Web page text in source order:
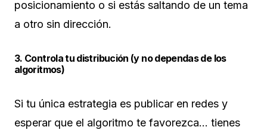
posicionamiento o si estás saltando de un tema
a otro sin dirección.
3. Controla tu distribución (y no dependas de los
algoritmos)
Si tu única estrategia es publicar en redes y
esperar que el algoritmo te favorezca… tienes